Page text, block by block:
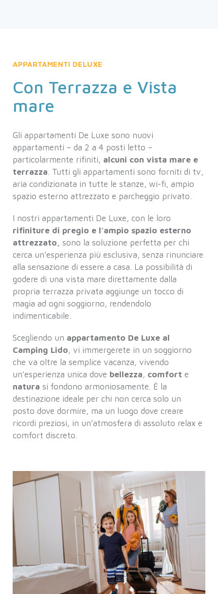
APPARTAMENTI DELUXE
Con Terrazza e Vista
mare
Gli appartamenti De Luxe sono nuovi
appartamenti – da 2 a 4 posti letto –
particolarmente rifiniti, alcuni con vista mare e
terrazza. Tutti gli appartamenti sono forniti di tv,
aria condizionata in tutte le stanze, wi-fi, ampio
spazio esterno attrezzato e parcheggio privato.
I nostri appartamenti De Luxe, con le loro
rifiniture di pregio e l’ampio spazio esterno
attrezzato, sono la soluzione perfetta per chi
cerca un’esperienza più esclusiva, senza rinunciare
alla sensazione di essere a casa. La possibilità di
godere di una vista mare direttamente dalla
propria terrazza privata aggiunge un tocco di
magia ad ogni soggiorno, rendendolo
indimenticabile.
Scegliendo un appartamento De Luxe al
Camping Lido, vi immergerete in un soggiorno
che va oltre la semplice vacanza, vivendo
un’esperienza unica dove bellezza, comfort e
natura si fondono armoniosamente. È la
destinazione ideale per chi non cerca solo un
posto dove dormire, ma un luogo dove creare
ricordi preziosi, in un’atmosfera di assoluto relax e
comfort discreto.